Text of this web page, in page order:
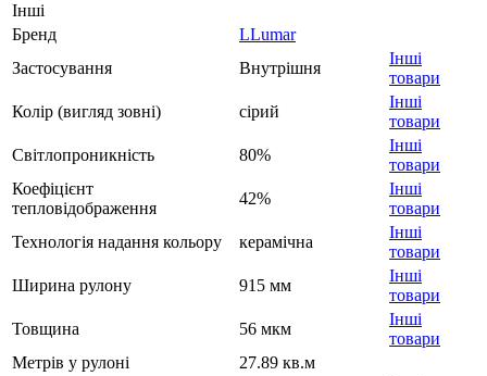
Інші
Бренд
LLumar
Застосування
Внутрішня
Інші
товари
Колір (вигляд зовні)
сірий
Інші
товари
Світлопроникність
80%
Інші
товари
Коефіцієнт
тепловідображення
42%
Інші
товари
Технологія надання кольору
керамічна
Інші
товари
Ширина рулону
915 мм
Інші
товари
Товщина
56 мкм
Інші
товари
Метрів у рулоні
27.89 кв.м